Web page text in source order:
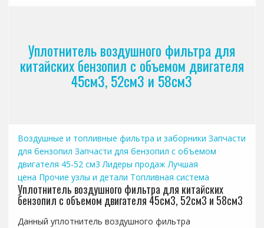
Уплотнитель воздушного фильтра для
китайских бензопил с объемом двигателя
45см3, 52см3 и 58см3
Воздушные и топливные фильтра и заборники Запчасти
для бензопил Запчасти для бензопил с объемом
двигателя 45-52 см3 Лидеры продаж Лучшая
цена Прочие узлы и детали Топливная система
Уплотнитель воздушного фильтра для китайских
бензопил с объемом двигателя 45см3, 52см3 и 58см3
Данный уплотнитель воздушного фильтра